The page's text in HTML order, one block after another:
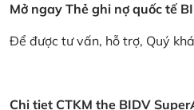
Mở ngay Thẻ ghi nợ quốc tế
Để được tư vấn, hỗ trợ, Quý
Chi tiet CTKM the BIDV